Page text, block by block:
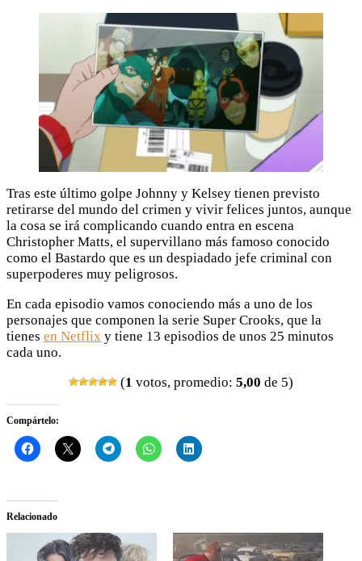
Tras este último golpe Johnny y Kelsey tienen previsto
retirarse del mundo del crimen y vivir felices juntos, aunque
la cosa se irá complicando cuando entra en escena
Christopher Matts, el supervillano más famoso conocido
como el Bastardo que es un despiadado jefe criminal con
superpoderes muy peligrosos.
En cada episodio vamos conociendo más a uno de los
personajes que componen la serie Super Crooks, que la
tienes en Netflix y tiene 13 episodios de unos 25 minutos
cada uno.
(1 votos, promedio: 5,00 de 5)
Compártelo:
Relacionado